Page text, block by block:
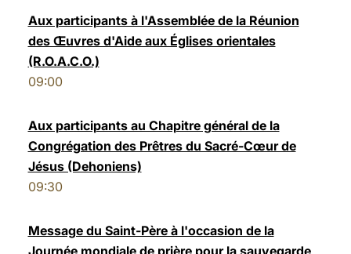
Aux participants à l'Assemblée de la Réunion
des Œuvres d'Aide aux Églises orientales
(R.O.A.C.O.)
09:00
Aux participants au Chapitre général de la
Congrégation des Prêtres du Sacré-Cœur de
Jésus (Dehoniens)
09:30
Message du Saint-Père à l'occasion de la
Journée mondiale de prière pour la sauvegarde